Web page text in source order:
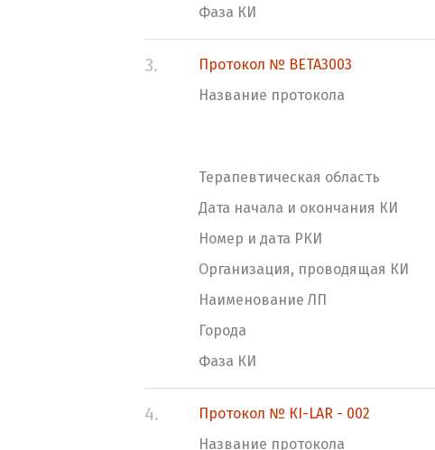
Фаза КИ
3.
Протокол № BETA3003
Название протокола
Терапевтическая область
Дата начала и окончания КИ
Номер и дата РКИ
Организация, проводящая КИ
Наименование ЛП
Города
Фаза КИ
4.
Протокол № КI-LAR - 002
Название протокола